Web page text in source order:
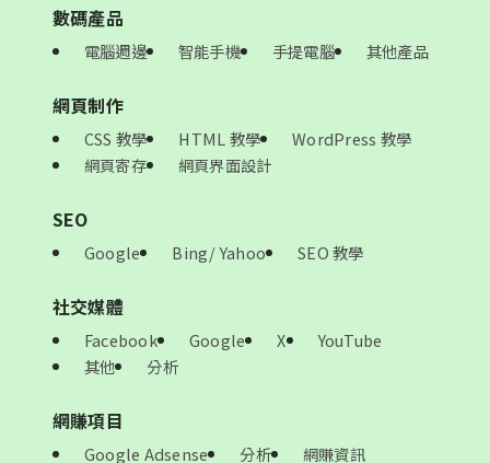
數碼產品
電腦週邊 智能手機 手提電腦 其他產品
網頁制作
CSS 教學 HTML 教學
WordPress 教學
網頁寄存
網頁界面設計
SEO
Google Bing/ Yahoo SEO 教學
社交媒體
Facebook Google X
YouTube
其他
分析
網賺項目
Google Adsense 分析 網賺資訊